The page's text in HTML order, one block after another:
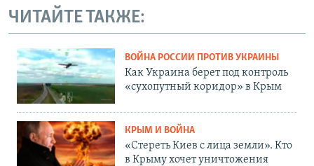
ЧИТАЙТЕ ТАКЖЕ:
ВОЙНА РОССИИ ПРОТИВ УКРАИНЫ
Как Украина берет под контроль
«сухопутный коридор» в Крым
КРЫМ И ВОЙНА
«Стереть Киев с лица земли». Кто
в Крыму хочет уничтожения